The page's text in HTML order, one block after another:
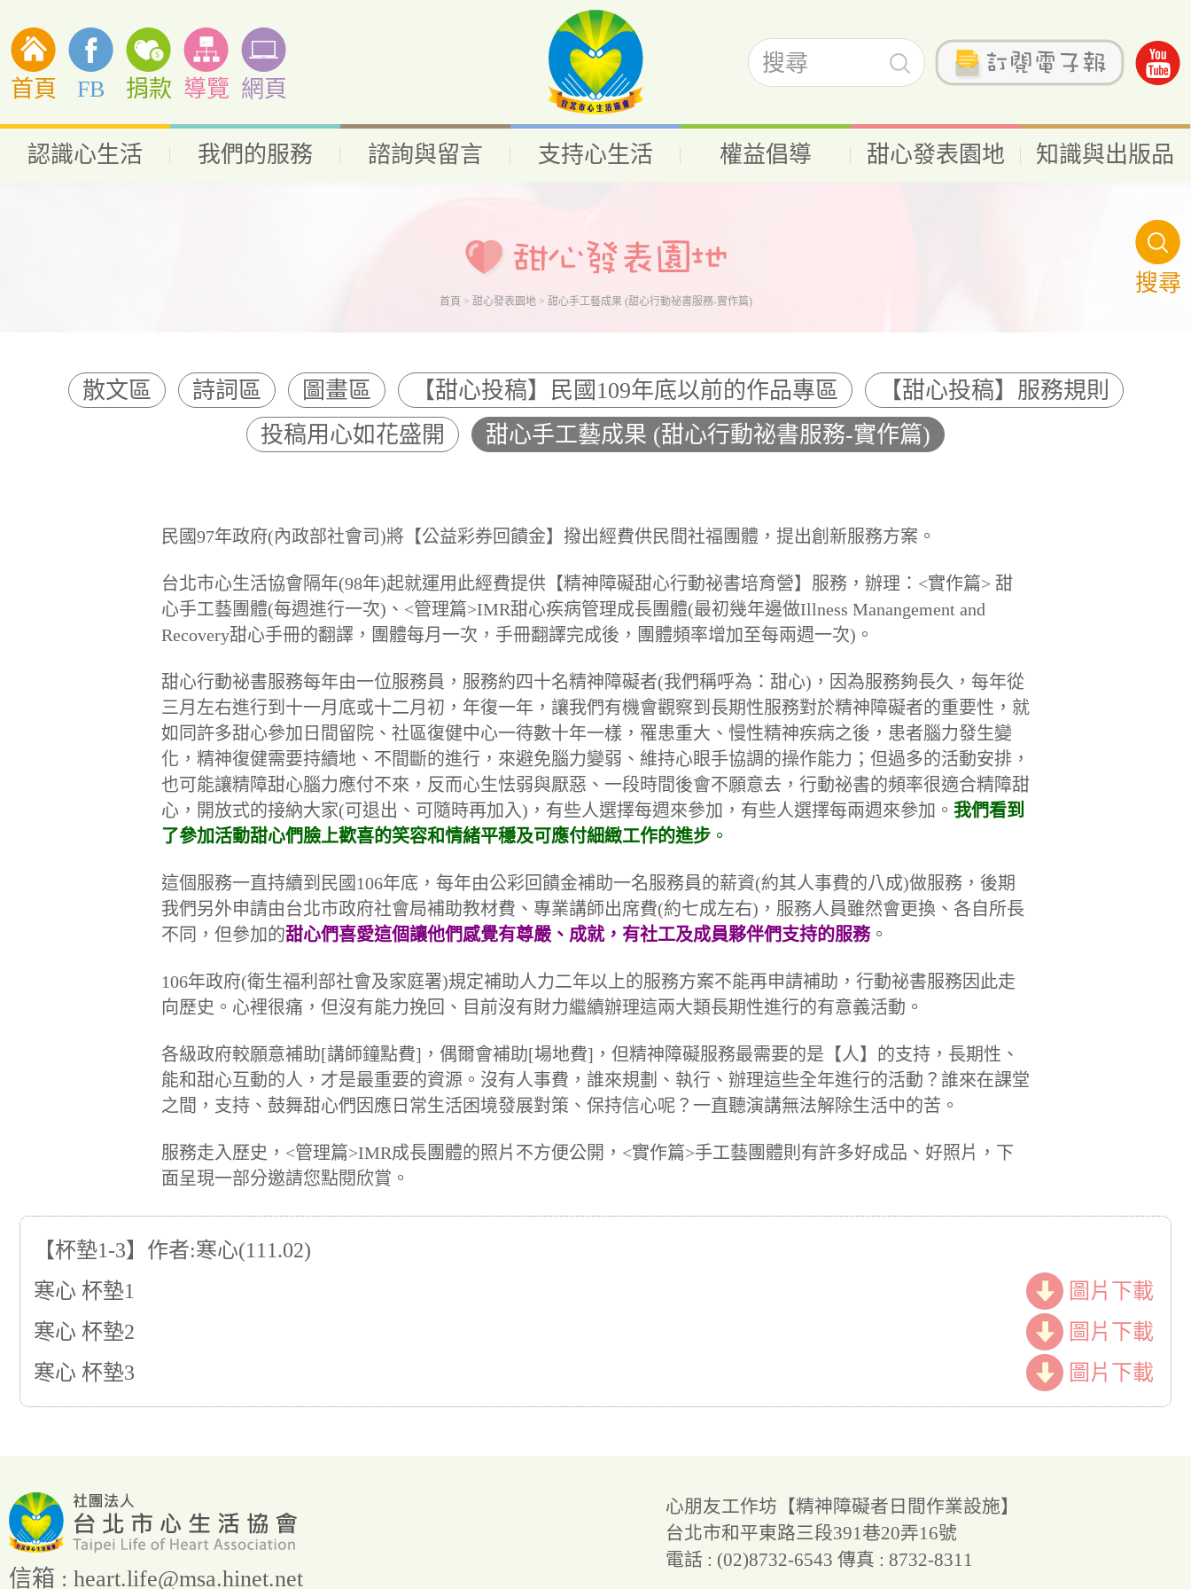
首頁 FB 捐款 導覽 網頁
認識心生活 我們的服務 諮詢與留言 支持心生活 權益倡導 甜心發表園地 知識與出版品
首頁 > 甜心發表園地> 甜心手工藝成果 (甜心行動祕書服務-實作篇)
散文區 詩詞區 圖畫區 【甜心投稿】民國109年底以前的作品專區
【甜心投稿】服務規則
投稿用心如花盛開
甜心手工藝成果 (甜心行動祕書服務-實作篇)
民國97年政府(內政部社會司)將【公益彩券回饋金】撥出經費供民間社福團體，提出創新服務方案。
台北市心生活協會隔年(98年)起就運用此經費提供【精神障礙甜心行動祕書培育營】服務，辦理 ：<實作篇> 甜
心手工藝團體(每週進行一次)、<管理篇>IMR甜心疾病管理成長團體(最初幾年邊做Illness Manangement and
Recovery甜心手冊的翻譯，團體每月一次，手冊翻譯完成後，團體頻率增加至每兩週一次)。
甜心行動祕書服務每年由一位服務員，服務約四十名精神障礙者(我們稱呼為：甜心)，因為服務夠長久，每年從
三月左右進行到十一月底或十二月初，年復一年，讓我們有機會觀察到長期性服務對於精神障礙者的重要性，就
如同 許多甜心參加 日間留院、社區復健中心一待數十年一樣，罹患重大、慢性精神疾病之後，患者腦力發生變
化，精神復健需要持續地、不間斷的進行，來避免腦力變弱、維持心眼手協調的操作能力；但過多的活動安排，
也可能讓精障甜心腦力應付不來，反而心生怯弱與厭惡、一段時間後會不願意去 ，行動祕書的頻率很適合精障甜
心，開放式的接納大家(可退出、可隨時再加入)，有些人選擇每週來參加，有些人選擇每兩週來參加。 我們看到
了參加活動甜心們臉上歡喜的笑容和情緒平穩及可應付細緻工作的進步 。
這個服務一直持續到民國106年底，每年由公彩回饋金補助一名服務員的薪資(約其人事費的八成)做服務，後期
我們另外申請由台北市政府社會局補助教材費、專業講師出席費(約七成左右)，服務人員雖然會更換、各自所長
不同，但參加的甜心們喜愛這個讓他們感覺有尊嚴、成就，有社工及成員夥伴們支持的服務。
106年政府(衛生福利部社會及家庭署)規定補助人力二年以上的服務方案不能再申請補助，行動祕書服務因此走
向歷史。心裡很痛，但沒有能力挽回、目前沒有財力繼續辦理這兩大類長期性進行的有意義活動。
各級政府較願意補助[講師鐘點費]，偶爾會補助[場地費]，但精神障礙服務最需要的是【人】的支持，長期性、
能和甜心互動的人，才是最重要的資源。 沒有人事費，誰來規劃、執行、辦理這些全年進行的活動？誰來在課堂
之間，支持、鼓舞甜心們因應日常生活困境發展對策、保持信心呢 ？ 一直聽演講無法解除生活中的苦。
服務走入歷史，<管理篇>IMR成長團體的照片不方便公開，<實作篇>手工藝團體則有許多好成品、好照片，下
面呈現一部分邀請您點閱欣賞。
【杯墊1-3】作者:寒心(111.02)
寒心 杯墊1
圖片下載
寒心 杯墊2
圖片下載
寒心 杯墊3
圖片下載
心朋友工作坊 【精神障礙者日間作業設施】
台北市和平東路三段391巷20弄16號
電話 : (02)8732-6543傳真 : 8732-8311
信箱 : heart.life@msa.hinet.net